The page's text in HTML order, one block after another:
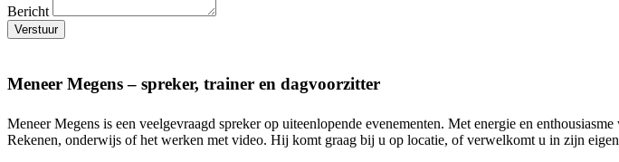
Bericht
Verstuur
Meneer Megens – spreker, trainer en dagvoorzitter
Meneer Megens is een veelgevraagd spreker op uiteenlopende evenementen. Met energie en
Rekenen, onderwijs of het werken met video. Hij komt graag bij u op locatie, of verwelkomt u in zijn